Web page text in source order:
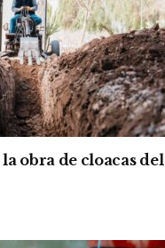
obra de cloacas del